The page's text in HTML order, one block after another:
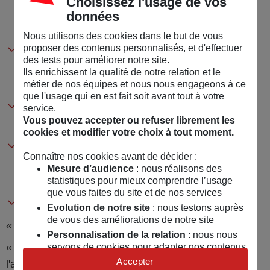
l'enfant dans ses découvertes, retraçant les
Les reproductions en relief des cinq tableaux
selon les procédés du thermogonflage ou du
thermoformage.
Un CD audio permettant d'écouter l'intervention
d'une conservatrice de musée.
Une frise chronologique, lisible également par un
mal voyant, permettant de situer les œuvres
étudiées les unes par rapport aux autres.
Les reproductions des tableaux abordés.
« Coup de cœur » du salon Autonomic 2010.
« Coup de cœur » du jury des trophées de
l'assurance 2010.
données
Nous utilisons des cookies dans le but de vous
proposer des contenus personnalisés, et d'effectuer
des tests pour améliorer notre site.
Ils enrichissent la qualité de notre relation et le
métier de nos équipes et nous nous engageons à ce
que l'usage qui en est fait soit avant tout à votre
service.
Vous pouvez accepter ou refuser librement les
cookies et modifier votre choix à tout moment.
Connaître nos cookies avant de décider :
Mesure d’audience: nous réalisons des
statistiques pour mieux comprendre l’usage
que vous faites du site et de nos services
Evolution de notre site: nous testons auprès
de vous des améliorations de notre site
Personnalisation de la relation : nous nous
servons de cookies pour adapter nos contenus
et personnaliser nos offres
Accepter